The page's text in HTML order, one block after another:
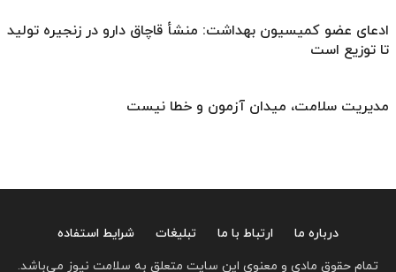
ادعای عضو کمیسیون بهداشت: منشأ قاچاق دارو در زنجیره تولید
تا توزیع است
مدیریت سلامت، میدان آزمون و خطا نیست
درباره ما ارتباط با ما تبلیغات
شرایط استفاده
تمام حقوق مادی و معنوی این سایت متعلق به سلامت نیوز می‌باشد.